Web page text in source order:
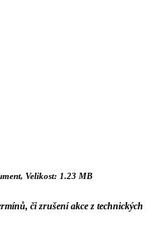
Velikost: 1.23 MB
či zrušení akce z technických